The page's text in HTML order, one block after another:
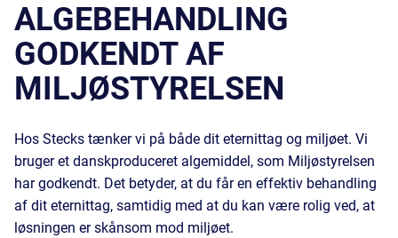
ALGEBEHANDLING
GODKENDT AF
MILJØSTYRELSEN
Hos Stecks tænker vi på både dit eternittag og miljøet. Vi
bruger et danskproduceret algemiddel, som Miljøstyrelsen
har godkendt. Det betyder, at du får en effektiv behandling
af dit eternittag, samtidig med at du kan være rolig ved, at
løsningen er skånsom mod miljøet.